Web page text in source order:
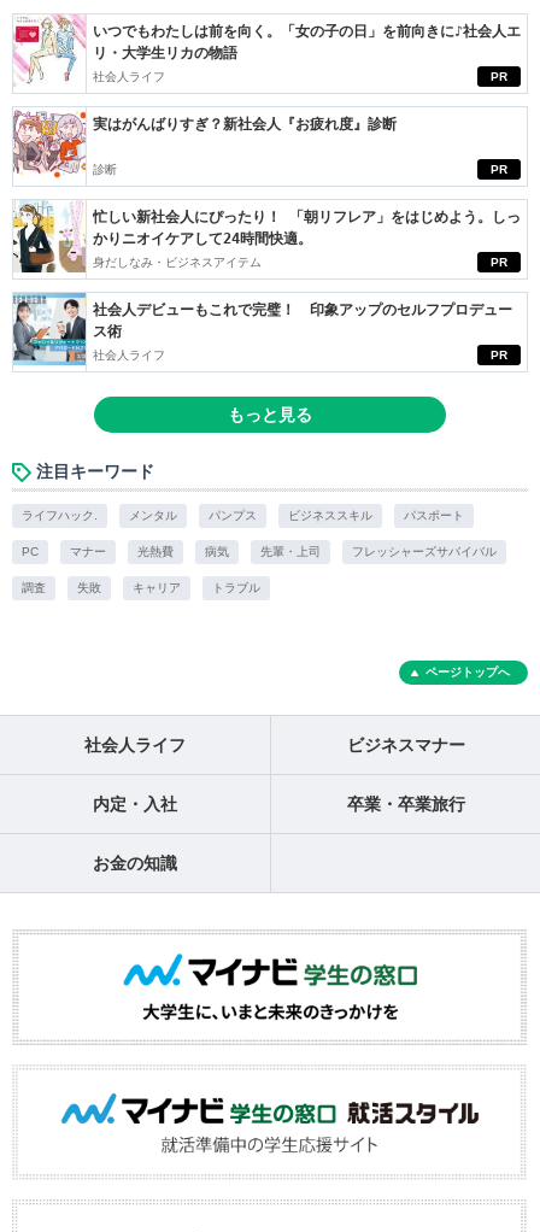
PR
いつでもわたしは前を向く。「女の子の日」を前向きに♪社会人エ
リ・大学生リカの物語
社会人ライフ
PR
実はがんばりすぎ？新社会人『お疲れ度』診断
診断
PR
忙しい新社会人にぴったり！ 「朝リフレア」をはじめよう。しっ
かりニオイケアして24時間快適。
身だしなみ・ビジネスアイテム
PR
社会人デビューもこれで完璧！ 印象アップのセルフプロデュー
ス術
社会人ライフ
もっと見る
注目キーワード
ライフハック. メンタル パンプス ビジネススキル パスポート
PC マナー 光熱費 病気 先輩・上司 フレッシャーズサバイバル
調査 失敗 キャリア トラブル
ページトップへ
社会人ライフ ビジネスマナー
内定・入社 卒業・卒業旅行
お金の知識